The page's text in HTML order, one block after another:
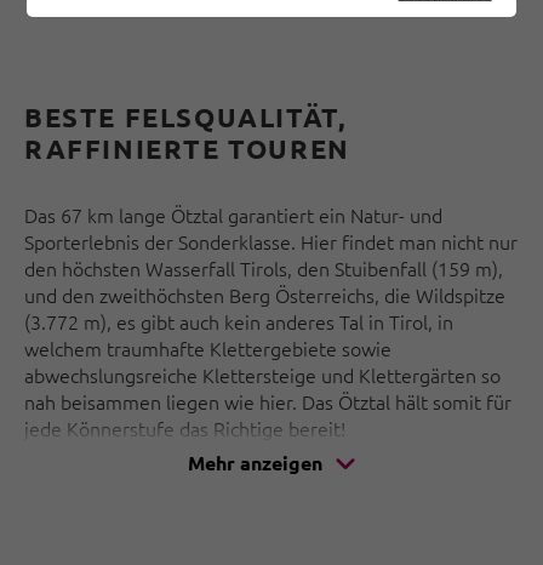
BESTE FELSQUALITÄT,
RAFFINIERTE TOUREN
Das 67 km lange Ötztal garantiert ein Natur- und
Sporterlebnis der Sonderklasse. Hier findet man nicht nur
den höchsten Wasserfall Tirols, den Stuibenfall (159 m),
und den zweithöchsten Berg Österreichs, die Wildspitze
(3.772 m), es gibt auch kein anderes Tal in Tirol, in
welchem traumhafte Klettergebiete sowie
abwechslungsreiche Klettersteige und Klettergärten so
nah beisammen liegen wie hier. Das Ötztal hält somit für
jede Könnerstufe das Richtige bereit!
Und wer sich abseits des Felsens bewegen möchte, auf
Mehr anzeigen